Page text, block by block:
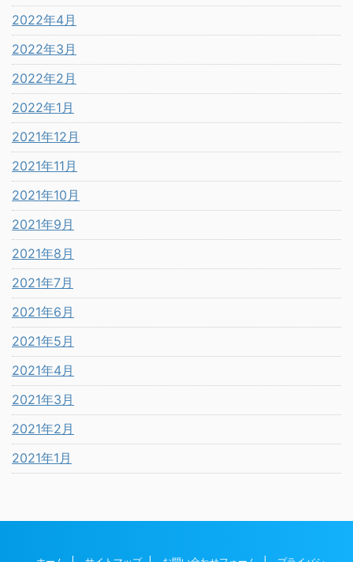
2022年4月
2022年3月
2022年2月
2022年1月
2021年12月
2021年11月
2021年10月
2021年9月
2021年8月
2021年7月
2021年6月
2021年5月
2021年4月
2021年3月
2021年2月
2021年1月